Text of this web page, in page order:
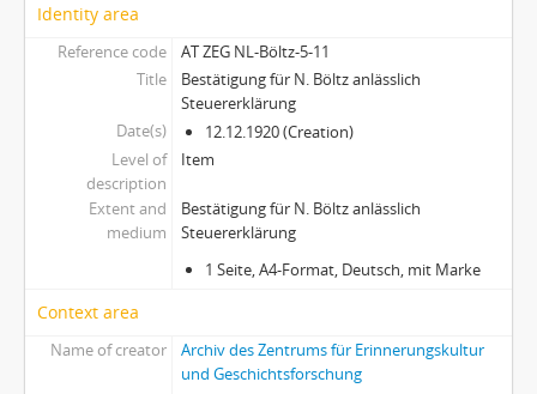
[File] Grüne Mappe "Odessa" (diverse Unterlagen)
Identity area
Reference code
AT ZEG NL-Böltz-5-11
Title
Bestätigung für N. Böltz anlässlich
Steuererklärung
Date(s)
12.12.1920 (Creation)
Level of
description
Item
Extent and
medium
Bestätigung für N. Böltz anlässlich
Steuererklärung
1 Seite, A4-Format, Deutsch, mit Marke
Context area
Name of creator
Archiv des Zentrums für Erinnerungskultur
und Geschichtsforschung